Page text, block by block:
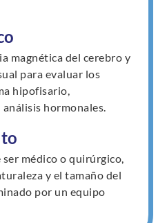
magnética del cerebro y
para evaluar los
hipofisario,
hormonales.
médico o quirúrgico,
y el tamaño del
por un equipo